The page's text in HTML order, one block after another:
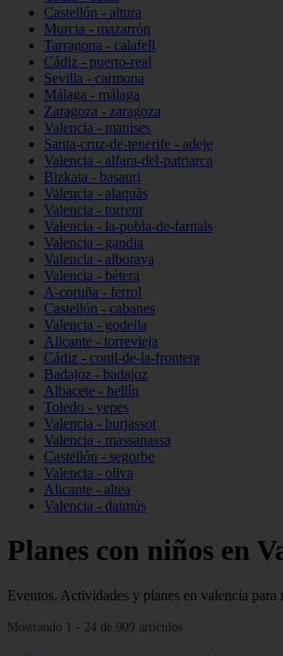
Castellón - altura
Murcia - mazarrón
Tarragona - calafell
Cádiz - puerto-real
Sevilla - carmona
Málaga - málaga
Zaragoza - zaragoza
Valencia - manises
Santa-cruz-de-tenerife - adeje
Valencia - alfara-del-patriarca
Bizkaia - basauri
Valencia - alaquàs
Valencia - torrent
Valencia - la-pobla-de-farnals
Valencia - gandia
Valencia - alboraya
Valencia - bétera
A-coruña - ferrol
Castellón - cabanes
Valencia - godella
Alicante - torrevieja
Cádiz - conil-de-la-frontera
Badajoz - badajoz
Albacete - hellín
Toledo - yepes
Valencia - burjassot
Valencia - massanassa
Castellón - segorbe
Valencia - oliva
Alicante - altea
Valencia - daimús
Planes con niños en
Eventos, Actividades y planes en valencia para
Mostrando 1 - 24 de 909 artículos